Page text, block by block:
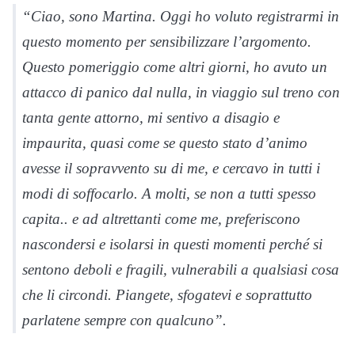
“Ciao, sono Martina. Oggi ho voluto registrarmi in
questo momento per sensibilizzare l’argomento.
Questo pomeriggio come altri giorni, ho avuto un
attacco di panico dal nulla, in viaggio sul treno con
tanta gente attorno, mi sentivo a disagio e
impaurita, quasi come se questo stato d’animo
avesse il sopravvento su di me, e cercavo in tutti i
modi di soffocarlo. A molti, se non a tutti spesso
capita.. e ad altrettanti come me, preferiscono
nascondersi e isolarsi in questi momenti perché si
sentono deboli e fragili, vulnerabili a qualsiasi cosa
che li circondi. Piangete, sfogatevi e soprattutto
parlatene sempre con qualcuno”.